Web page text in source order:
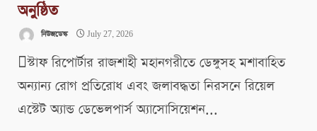
অনুষ্ঠিত
নিউজডেস্ক July 27, 2026
স্টাফ রিপোর্টার রাজশাহী মহানগরীতে ডেঙ্গুসহ মশাবাহিত
অন্যান্য রোগ প্রতিরোধ এবং জলাবদ্ধতা নিরসনে রিয়েল
এস্টেট অ্যান্ড ডেভেলপার্স অ্যাসোসিয়েশন...